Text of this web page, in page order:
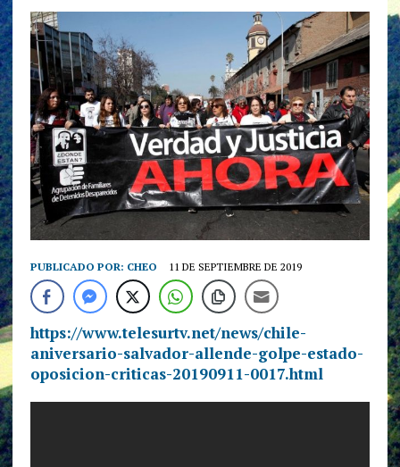
PUBLICADO POR: CHEO 11 DE SEPTIEMBRE DE 2019
https://www.telesurtv.net/news/chile-
aniversario-salvador-allende-golpe-estado-
oposicion-criticas-20190911-0017.html